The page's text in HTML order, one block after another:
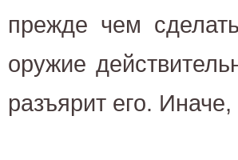
прежде чем
оружие
разъярит его.